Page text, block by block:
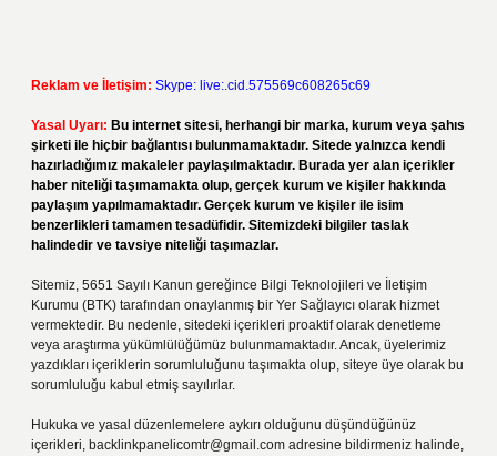
Reklam ve İletişim: Skype: live:.cid.575569c608265c69
Yasal Uyarı: Bu internet sitesi, herhangi bir marka, kurum veya şahıs
şirketi ile hiçbir bağlantısı bulunmamaktadır. Sitede yalnızca kendi
hazırladığımız makaleler paylaşılmaktadır. Burada yer alan içerikler
haber niteliği taşımamakta olup, gerçek kurum ve kişiler hakkında
paylaşım yapılmamaktadır. Gerçek kurum ve kişiler ile isim
benzerlikleri tamamen tesadüfidir. Sitemizdeki bilgiler taslak
halindedir ve tavsiye niteliği taşımazlar.
Sitemiz, 5651 Sayılı Kanun gereğince Bilgi Teknolojileri ve İletişim
Kurumu (BTK) tarafından onaylanmış bir Yer Sağlayıcı olarak hizmet
vermektedir. Bu nedenle, sitedeki içerikleri proaktif olarak denetleme
veya araştırma yükümlülüğümüz bulunmamaktadır. Ancak, üyelerimiz
yazdıkları içeriklerin sorumluluğunu taşımakta olup, siteye üye olarak bu
sorumluluğu kabul etmiş sayılırlar.
Hukuka ve yasal düzenlemelere aykırı olduğunu düşündüğünüz
içerikleri, backlinkpanelicomtr@gmail.com adresine bildirmeniz halinde,